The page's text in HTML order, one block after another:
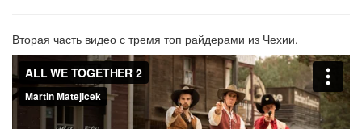
Вторая часть видео с тремя топ райдерами из Чехии.